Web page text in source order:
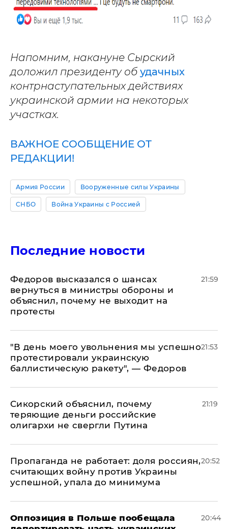
Напомним, накануне Сырский
доложил президенту об удачных
контрнаступательных действиях
украинской армии на некоторых
участках.
ВАЖНОЕ СООБЩЕНИЕ ОТ
РЕДАКЦИИ!
Армия России Вооруженные силы Украины
СНБО Война Украины с Россией
Последние новости
Федоров высказался о шансах
вернуться в министры обороны и
объяснил, почему не выходит на
протесты
21:59
​"В день моего увольнения мы успешно
протестировали украинскую
баллистическую ракету", — Федоров
21:53
Сикорский объяснил, почему
теряющие деньги российские
олигархи не свергли Путина
21:19
​Пропаганда не работает: доля россиян,
считающих войну против Украины
успешной, упала до минимума
20:52
Оппозиция в Польше пообещала
20:44